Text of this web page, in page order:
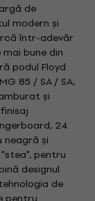
de
modern și
într-adevăr
bune din
podul Floyd
85 / SA / SA,
și
24
și
pentru
designul
de